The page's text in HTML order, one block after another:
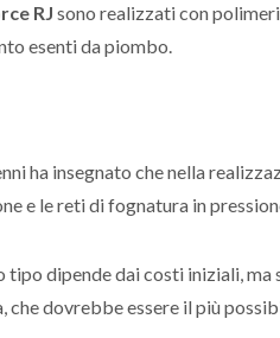
RJ sono realizzati con
esenti da piombo.
ha insegnato che nella
e le reti di fognatura in
tipo dipende dai costi iniziali,
che dovrebbe essere il più